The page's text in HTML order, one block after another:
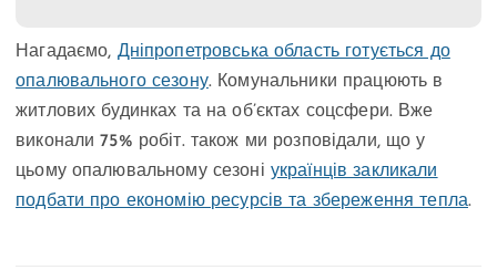
Нагадаємо, Дніпропетровська область готується до
опалювального сезону. Комунальники працюють в
житлових будинках та на об’єктах соцсфери. Вже
виконали 75% робіт. також ми розповідали, що у
цьому опалювальному сезоні українців закликали
подбати про економію ресурсів та збереження тепла.